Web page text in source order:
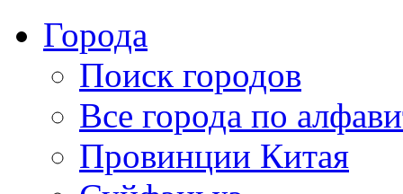
Города
Поиск городов
Все города по
Провинции Китая